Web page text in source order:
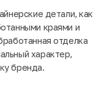
детали, как
краями и
отделка
характер,
бренда.